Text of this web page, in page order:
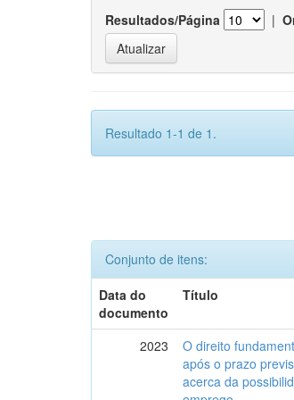
Resultados/Página |
Resultado 1-1 de 1.
Conjunto de itens:
Data do
documento
Título
2023
O direito
após o prazo
acerca da